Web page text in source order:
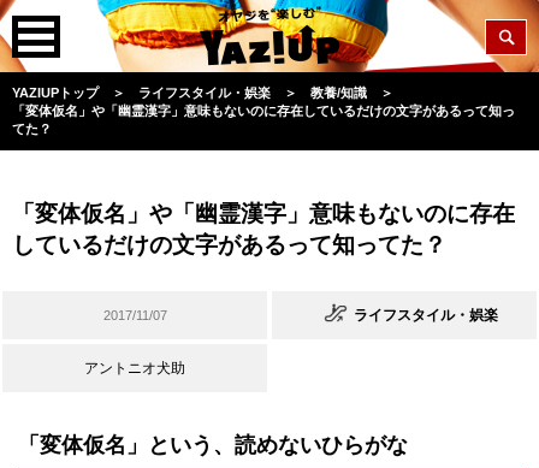
YAZIUPトップ ＞ ライフスタイル・娯楽 ＞ 教養/知識
＞
「変体仮名」や「幽霊漢字」意味もないのに存在しているだけの文字があるって知っ
てた？
「変体仮名」や「幽霊漢字」意味もないのに存在
しているだけの文字があるって知ってた？
2017/11/07 ライフスタイル・娯楽
アントニオ犬助
「変体仮名」という、読めないひらがな